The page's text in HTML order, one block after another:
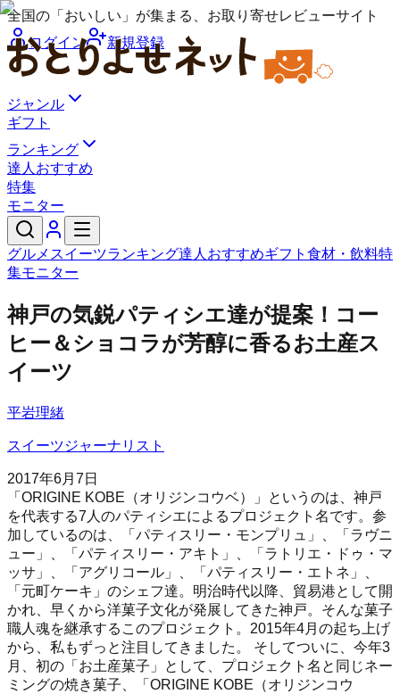
全国の「おいしい」が集まる、お取り寄せレビューサイト
ログイン
新規登録
ジャンル
ギフト
ランキング
達人おすすめ
特集
モニター
グルメ スイーツランキング達人おすすめギフト 食材・飲料特
集モニター
神戸の気鋭パティシエ達が提案！コー
ヒー＆ショコラが芳醇に香るお土産ス
イーツ
平岩理緒
スイーツジャーナリスト
2017年6月7日
「ORIGINE KOBE（オリジンコウベ）」というのは、神戸
を代表する7人のパティシエによるプロジェクト名です。参
加しているのは、「パティスリー・モンプリュ」、「ラヴニ
ュー」、「パティスリー・アキト」、「ラトリエ・ドゥ・マ
ッサ」、「アグリコール」、「パティスリー・エトネ」、
「元町ケーキ」のシェフ達。明治時代以降、貿易港として開
かれ、早くから洋菓子文化が発展してきた神戸。そんな菓子
職人魂を継承するこのプロジェクト。2015年4月の起ち上げ
から、私もずっと注目してきました。 そしてついに、今年3
月、初の「お土産菓子」として、プロジェクト名と同じネー
ミングの焼き菓子、「ORIGINE KOBE（オリジンコウ